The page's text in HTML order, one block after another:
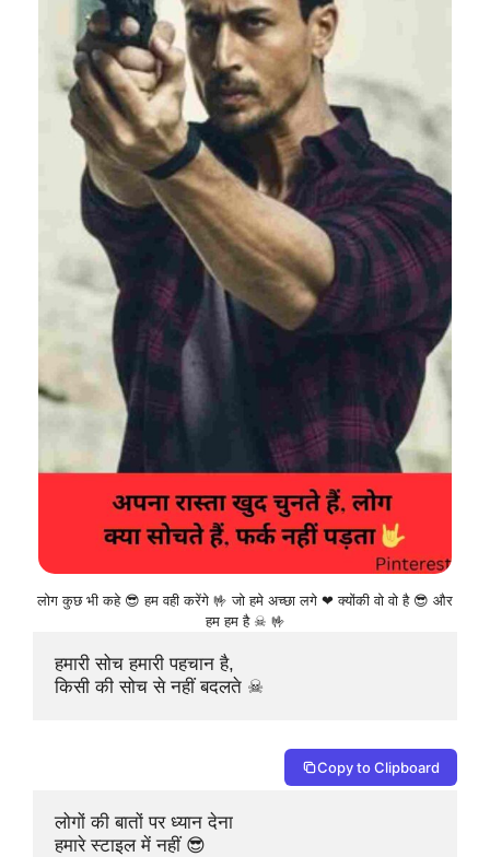
लोग कुछ भी कहे 😎 हम वही करेंगे 🤟 जो हमे अच्छा लगे ❤ क्योंकी वो वो है 😎 और
हम हम है ☠ 🤟
हमारी सोच हमारी पहचान है,
किसी की सोच से नहीं बदलते ☠
Copy to Clipboard
लोगों की बातों पर ध्यान देना
हमारे स्टाइल में नहीं 😎